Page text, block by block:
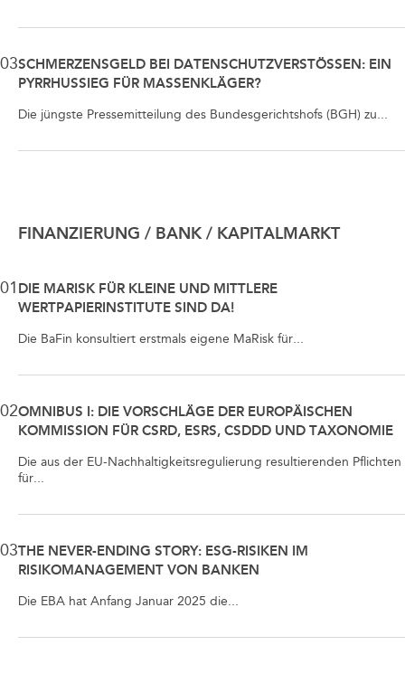
03SCHMERZENSGELD BEI DATENSCHUTZVERSTÖSSEN: EIN P
YRRHUSSIEG FÜR MASSENKLÄGER?
Die jüngste Pressemitteilung des Bundesgerichtshofs (BGH) zu...
FINANZIERUNG / BANK / KAPITALMARKT
01 DIE MARISK FÜR KLEINE UND MITTLERE
WERTPAPIERINSTITUTE SIND DA!
Die BaFin konsultiert erstmals eigene MaRisk für...
02OMNIBUS I: DIE VORSCHLÄGE DER EUROPÄISCHEN
KOMMISSION FÜR CSRD, ESRS, CSDDD UND TAXONOMIE
Die aus der EU-Nachhaltigkeitsregulierung resultierenden Pflichten
für...
03THE NEVER-ENDING STORY: ESG-RISIKEN IM
RISIKOMANAGEMENT VON BANKEN
Die EBA hat Anfang Januar 2025 die...